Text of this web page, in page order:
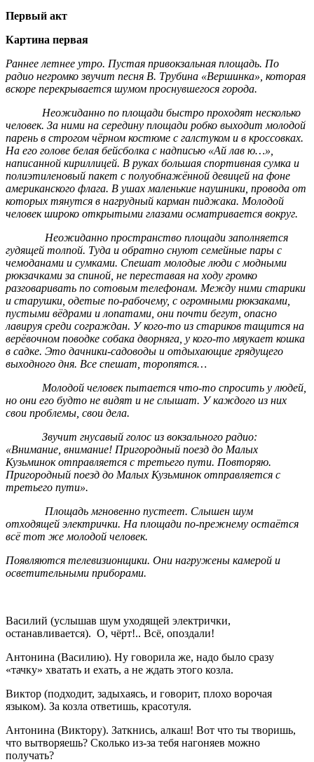
Первый акт
Картина первая
Раннее летнее утро. Пустая привокзальная площадь. По
радио негромко звучит песня В. Трубина «Вершинка», которая
вскоре перекрывается шумом проснувшегося города.
Неожиданно по площади быстро проходят несколько
человек. За ними на середину площади робко выходит молодой
парень в строгом чёрном костюме с галстуком и в кроссовках.
На его голове белая бейсболка с надписью «Ай лав ю…»,
написанной кириллицей. В руках большая спортивная сумка и
полиэтиленовый пакет с полуобнажённой девицей на фоне
американского флага. В ушах маленькие наушники, провода от
которых тянутся в нагрудный карман пиджака. Молодой
человек широко открытыми глазами осматривается вокруг.
Неожиданно пространство площади заполняется
гудящей толпой. Туда и обратно снуют семейные пары с
чемоданами и сумками. Спешат молодые люди с модными
рюкзачками за спиной, не переставая на ходу громко
разговаривать по сотовым телефонам. Между ними старики
и старушки, одетые по-рабочему, с огромными рюкзаками,
пустыми вёдрами и лопатами, они почти бегут, опасно
лавируя среди сограждан. У кого-то из стариков тащится на
верёвочном поводке собака дворняга, у кого-то мяукает кошка
в садке. Это дачники-садоводы и отдыхающие грядущего
выходного дня. Все спешат, торопятся…
Молодой человек пытается что-то спросить у людей,
но они его будто не видят и не слышат. У каждого из них
свои проблемы, свои дела.
Звучит гнусавый голос из вокзального радио:
«Внимание, внимание! Пригородный поезд до Малых
Кузьминок отправляется с третьего пути. Повторяю.
Пригородный поезд до Малых Кузьминок отправляется с
третьего пути».
Площадь мгновенно пустеет. Слышен шум
отходящей электрички. На площади по-прежнему остаётся
всё тот же молодой человек.
Появляются телевизионщики. Они нагружены камерой и
осветительными приборами.
Василий (услышав шум уходящей электрички,
останавливается). О, чёрт!.. Всё, опоздали!
Антонина (Василию). Ну говорила же, надо было сразу
«тачку» хватать и ехать, а не ждать этого козла.
Виктор (подходит, задыхаясь, и говорит, плохо ворочая
языком). За козла ответишь, красотуля.
Антонина (Виктору). Заткнись, алкаш! Вот что ты творишь,
что вытворяешь? Сколько из-за тебя нагоняев можно
получать?